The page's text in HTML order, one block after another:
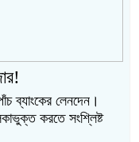
ব্যাংকের লেনদেন।
করতে সংশ্লিষ্ট